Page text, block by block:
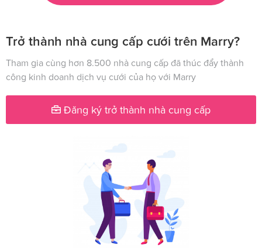
Trở thành nhà cung cấp cưới trên Marry?
Tham gia cùng hơn 8.500 nhà cung cấp đã thúc đẩy thành
công kinh doanh dịch vụ cưới của họ với Marry
Đăng ký trở thành nhà cung cấp